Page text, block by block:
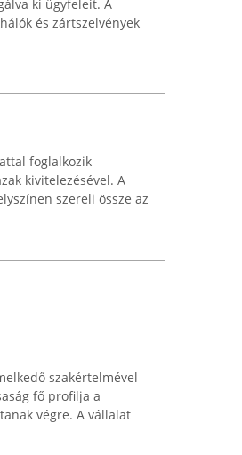
ki ügyfeleit. A
és zártszelvények
foglalkozik
kivitelezésével. A
szereli össze az
szakértelmével
fő profilja a
végre. A vállalat